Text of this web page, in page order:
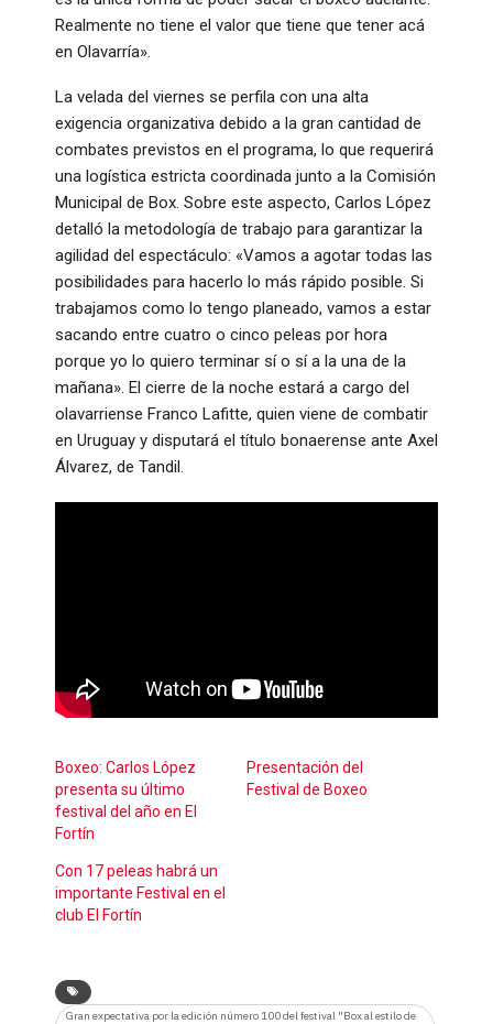
Realmente no tiene el valor que tiene que tener acá
en Olavarría».
La velada del viernes se perfila con una alta
exigencia organizativa debido a la gran cantidad de
combates previstos en el programa, lo que requerirá
una logística estricta coordinada junto a la Comisión
Municipal de Box. Sobre este aspecto, Carlos López
detalló la metodología de trabajo para garantizar la
agilidad del espectáculo: «Vamos a agotar todas las
posibilidades para hacerlo lo más rápido posible. Si
trabajamos como lo tengo planeado, vamos a estar
sacando entre cuatro o cinco peleas por hora
porque yo lo quiero terminar sí o sí a la una de la
mañana». El cierre de la noche estará a cargo del
olavarriense Franco Lafitte, quien viene de combatir
en Uruguay y disputará el título bonaerense ante Axel
Álvarez, de Tandil.
Boxeo: Carlos López
presenta su último
festival del año en El
Fortín
Presentación del
Festival de Boxeo
Con 17 peleas habrá un
importante Festival en el
club El Fortín
Gran expectativa por la edición número 100 del festival "Box al estilo de